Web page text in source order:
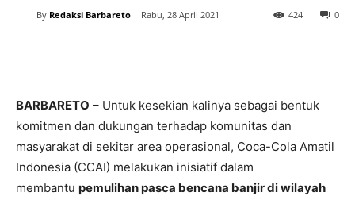
By Redaksi Barbareto Rabu, 28 April 2021 0
424
BARBARETO – Untuk kesekian kalinya sebagai bentuk
komitmen dan dukungan terhadap komunitas dan
masyarakat di sekitar area operasional, Coca-Cola Amatil
Indonesia (CCAI) melakukan inisiatif dalam
membantu pemulihan pasca bencana banjir di wilayah